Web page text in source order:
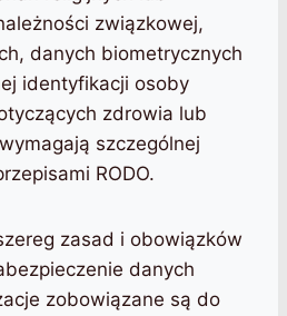
związkowej,
danych biometrycznych
identyfikacji osoby
zdrowia lub
szczególnej
RODO.
zasad i obowiązków
danych
zobowiązane są do